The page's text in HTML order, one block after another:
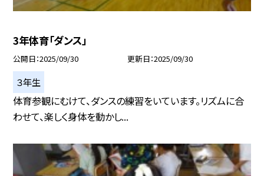
3年体育「ダンス」
公開日 2025/09/30 更新日 2025/09/30
３年生
体育参観にむけて、ダンスの練習をいています。リズムに合
わせて、楽しく身体を動かし...